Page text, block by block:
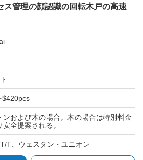
ス管理の顔認識の回転木戸の高速
ンおよび木の場合。木の場合は特別料金
安全提案される。
T、ウェスタン・ユニオン